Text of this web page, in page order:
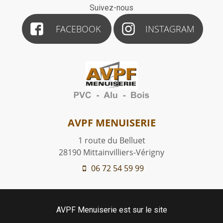
Suivez-nous
FACEBOOK INSTAGRAM
AVPF MENUISERIE
1 route du Belluet
28190 Mittainvilliers-Vérigny
06 72 54 59 99
AVPF Menuiserie est sur le site